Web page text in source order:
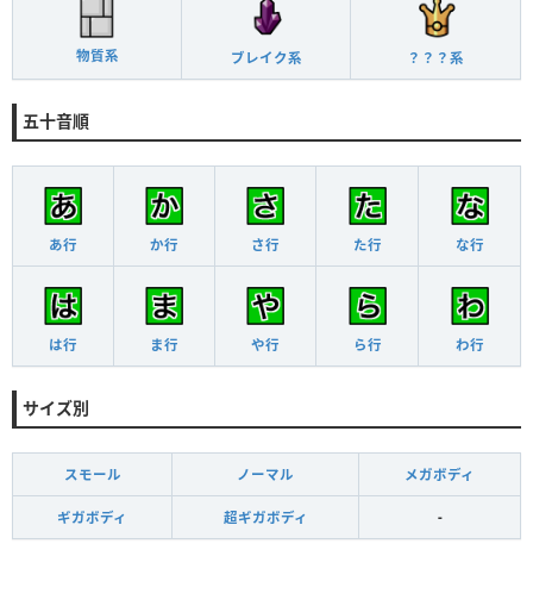
物質系 ブレイク系 ？？？系
五十音順
あ行 か行 さ行 た行 な行
は行 ま行 や行 ら行 わ行
サイズ別
スモール ノーマル メガボディ
ギガボディ 超ギガボディ -